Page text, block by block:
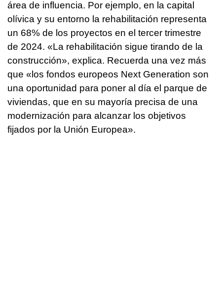
área de influencia. Por ejemplo, en la capital
olívica y su entorno la rehabilitación representa
un 68% de los proyectos en el tercer trimestre
de 2024. «La rehabilitación sigue tirando de la
construcción», explica. Recuerda una vez más
que «los fondos europeos Next Generation son
una oportunidad para poner al día el parque de
viviendas, que en su mayoría precisa de una
modernización para alcanzar los objetivos
fijados por la Unión Europea».